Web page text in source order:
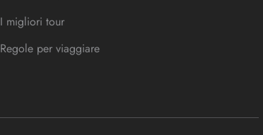
I migliori tour
Regole per viaggiare